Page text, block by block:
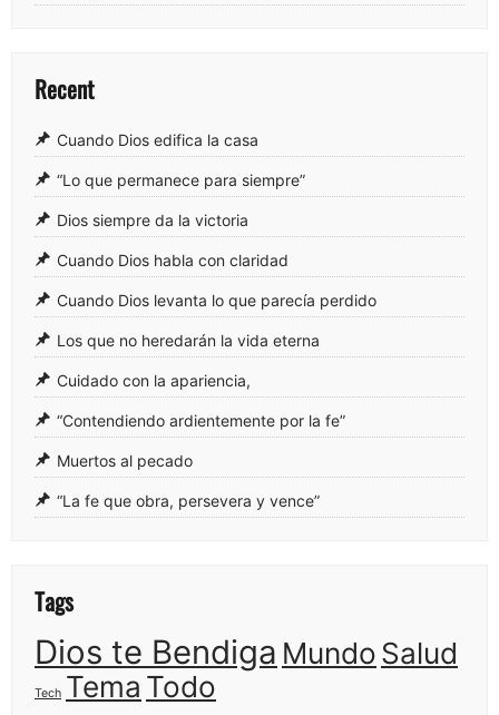
Recent
Cuando Dios edifica la casa
“Lo que permanece para siempre”
Dios siempre da la victoria
Cuando Dios habla con claridad
Cuando Dios levanta lo que parecía perdido
Los que no heredarán la vida eterna
Cuidado con la apariencia,
“Contendiendo ardientemente por la fe”
Muertos al pecado
“La fe que obra, persevera y vence”
Tags
Dios te Bendiga MundoSalud
Tech Tema Todo